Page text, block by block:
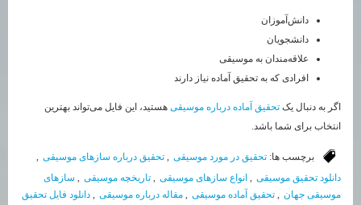
دانش‌آموزان
دانشجویان
علاقه‌مندان به موسیقی
افرادی که به تحقیق آماده نیاز دارند
اگر به دنبال یک تحقیق آماده درباره موسیقی هستید، این فایل می‌تواند بهترین
انتخاب برای شما باشد.
برچسب ها: تحقیق در مورد موسیقی , تحقیق درباره سازهای موسیقی ,
دانلود تحقیق موسیقی , انواع سازهای موسیقی , تاریخچه موسیقی , سازهای
موسیقی جهان , تحقیق آماده موسیقی , مقاله درباره موسیقی , دانلود فایل تحقیق